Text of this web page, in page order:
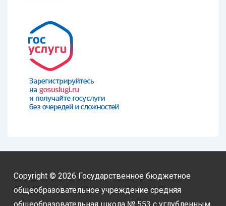
Copyright © 2026 Государственное бюджетное
общеобразовательное учреждение средняя